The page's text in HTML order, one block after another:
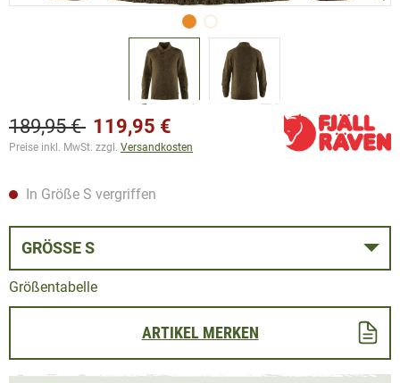
189,95 € 119,95 €
Preise inkl. MwSt. zzgl. Versandkosten
In Größe S vergriffen
GRÖSSE S
Größentabelle
ARTIKEL MERKEN